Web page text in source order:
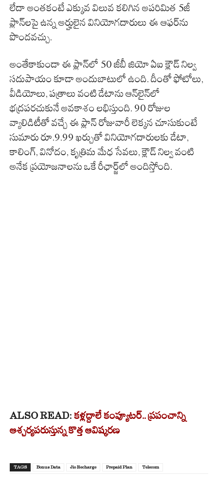
లేదా అంతకంటే ఎక్కువ విలువ కలిగిన అపరిమిత 5జీ
ప్లాన్‌లపై ఉన్న అర్హులైన వినియోగదారులు ఈ ఆఫర్‌ను
పొందవచ్చు.
అంతేకాకుండా ఈ ప్లాన్‌లో 50 జీబీ జియో ఏఐ క్లౌడ్ నిల్వ
సదుపాయం కూడా అందుబాటులో ఉంది. దీంతో ఫోటోలు,
వీడియోలు, పత్రాలు వంటి డేటాను ఆన్‌లైన్‌లో
భద్రపరచుకునే అవకాశం లభిస్తుంది. 90 రోజుల
వ్యాలిడిటీతో వచ్చే ఈ ప్లాన్ రోజువారీ లెక్కన చూసుకుంటే
సుమారు రూ.9.99 ఖర్చుతో వినియోగదారులకు డేటా,
కాలింగ్, వినోదం, కృత్రిమ మేధ సేవలు, క్లౌడ్ నిల్వ వంటి
అనేక ప్రయోజనాలను ఒకే రీఛార్జ్‌లో అందిస్తోంది.
ALSO READ: కళ్లద్దాలే కంప్యూటర్.. ప్రపంచాన్ని
ఆశ్చర్యపరుస్తున్న కొత్త ఆవిష్కరణ
TAGS Bonus Data Jio Recharge Prepaid Plan Telecom